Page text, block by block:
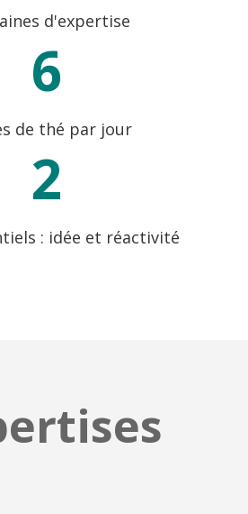
d'expertise
6
de thé par jour
2
: idée et réactivité